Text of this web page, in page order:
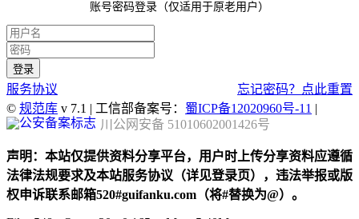
账号密码登录（仅适用于原老用户）
服务协议
忘记密码？点此重置
© 规范库 v 7.1 | 工信部备案号： 蜀ICP备12020960号-11 |
川公网安备 51010602001426号
声明：本站仅提供资料分享平台，用户时上传分享资料应遵循
法律法规要求及本站服务协议（详见登录页），违法举报或版
权申诉联系邮箱520#guifanku.com（将#替换为@）。